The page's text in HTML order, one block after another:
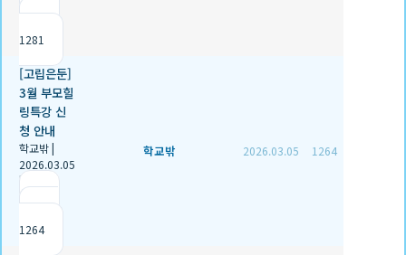
1281
[고립은둔]
3월 부모힐
링특강 신
청 안내
학교밖|
2026.03.05
|
1264
학교밖 2026.03.05 1264